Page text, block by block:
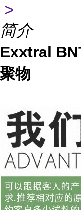
>
简介
Exxtral
聚物